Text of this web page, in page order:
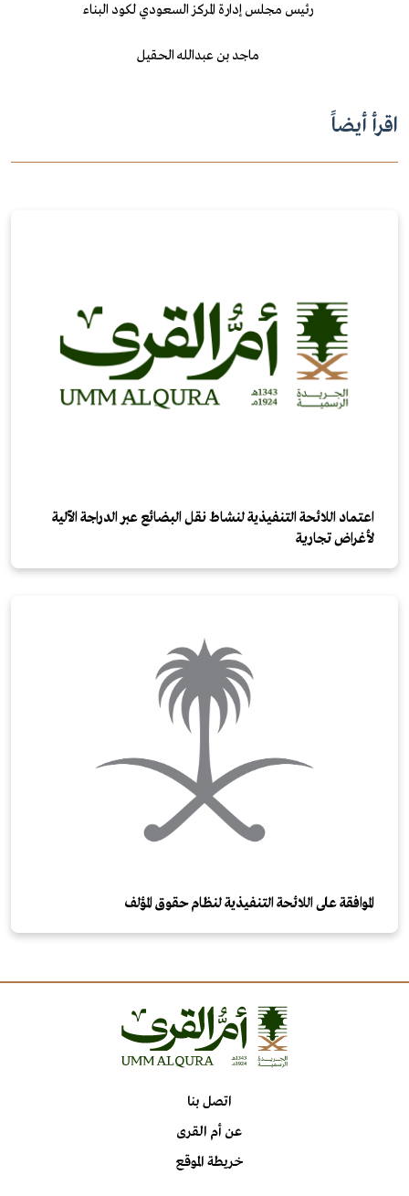
رئيس مجلس إدارة المركز السعودي لكود البناء
ماجد بن عبدالله الحقيل
اقرأ أيضاً
اعتماد اللائحة التنفيذية لنشاط نقل البضائع عبر الدراجة الآلية
لأغراض تجارية
الموافقة على اللائحة التنفيذية لنظام حقوق المؤلف
اتصل بنا
عن أم القرى
خريطة الموقع